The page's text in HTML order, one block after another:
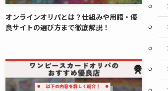
オンラインオリパとは？仕組みや用語・優
良サイトの選び方まで徹底解説！